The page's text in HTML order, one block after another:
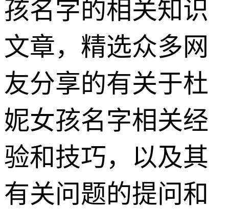
孩名字的相关知识
文章，精选众多网
友分享的有关于杜
妮女孩名字相关经
验和技巧，以及其
有关问题的提问和